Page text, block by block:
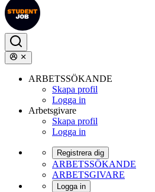
ARBETSSÖKANDE
Skapa profil
Logga in
Arbetsgivare
Skapa profil
Logga in
Registrera dig
ARBETSSÖKANDE
ARBETSGIVARE
Logga in